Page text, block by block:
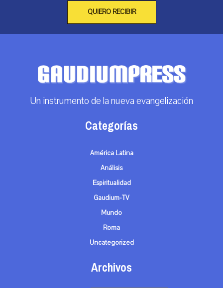
QUIERO RECIBIR
Un instrumento de la nueva evangelización
Categorías
América Latina
Análisis
Espiritualidad
Gaudium-TV
Mundo
Roma
Uncategorized
Archivos